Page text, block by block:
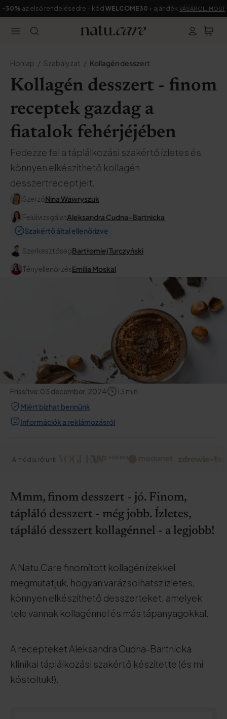
-30% az első rendelésedre – kód WELCOME30 + ajándék VÁSÁROLJ MOST
Honlap Szabályzat Kollagén desszert
Kollagén desszert - finom
receptek gazdag a
fiatalok fehérjéjében
Fedezze fel a táplálkozási szakértő ízletes és
könnyen elkészíthető kollagén
desszertreceptjeit.
SzerzőNina Wawryszuk
FelülvizsgálatAleksandra Cudna-Bartnicka
Szakértő által ellenőrizve
SzerkesztőségBartłomiej Turczyński
TényellenőrzésEmilia Moskal
Frissítve:03 december, 2024 13 min
Miért bízhat bennünk
Információk a reklámozásról
A média rólunk:
Mmm, finom desszert - jó. Finom,
tápláló desszert - még jobb. Ízletes,
tápláló desszert kollagénnel - a legjobb!
A Natu.Care finomított kollagén ízekkel
megmutatjuk, hogyan varázsolhatsz ízletes,
könnyen elkészíthető desszerteket, amelyek
tele vannak kollagénnel és más tápanyagokkal.
A recepteket Aleksandra Cudna-Bartnicka
klinikai táplálkozási szakértő készítette (és mi
kóstoltuk!).